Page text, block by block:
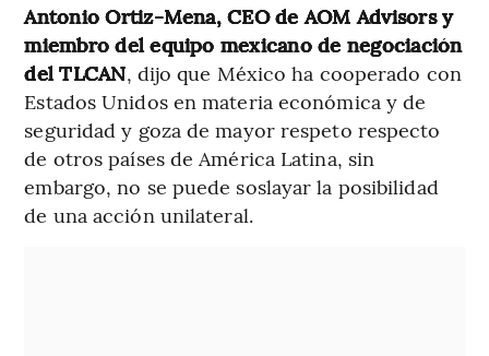
Antonio Ortiz-Mena, CEO de AOM Advisors y
miembro del equipo mexicano de negociación
del TLCAN, dijo que México ha cooperado con
Estados Unidos en materia económica y de
seguridad y goza de mayor respeto respecto
de otros países de América Latina, sin
embargo, no se puede soslayar la posibilidad
de una acción unilateral.